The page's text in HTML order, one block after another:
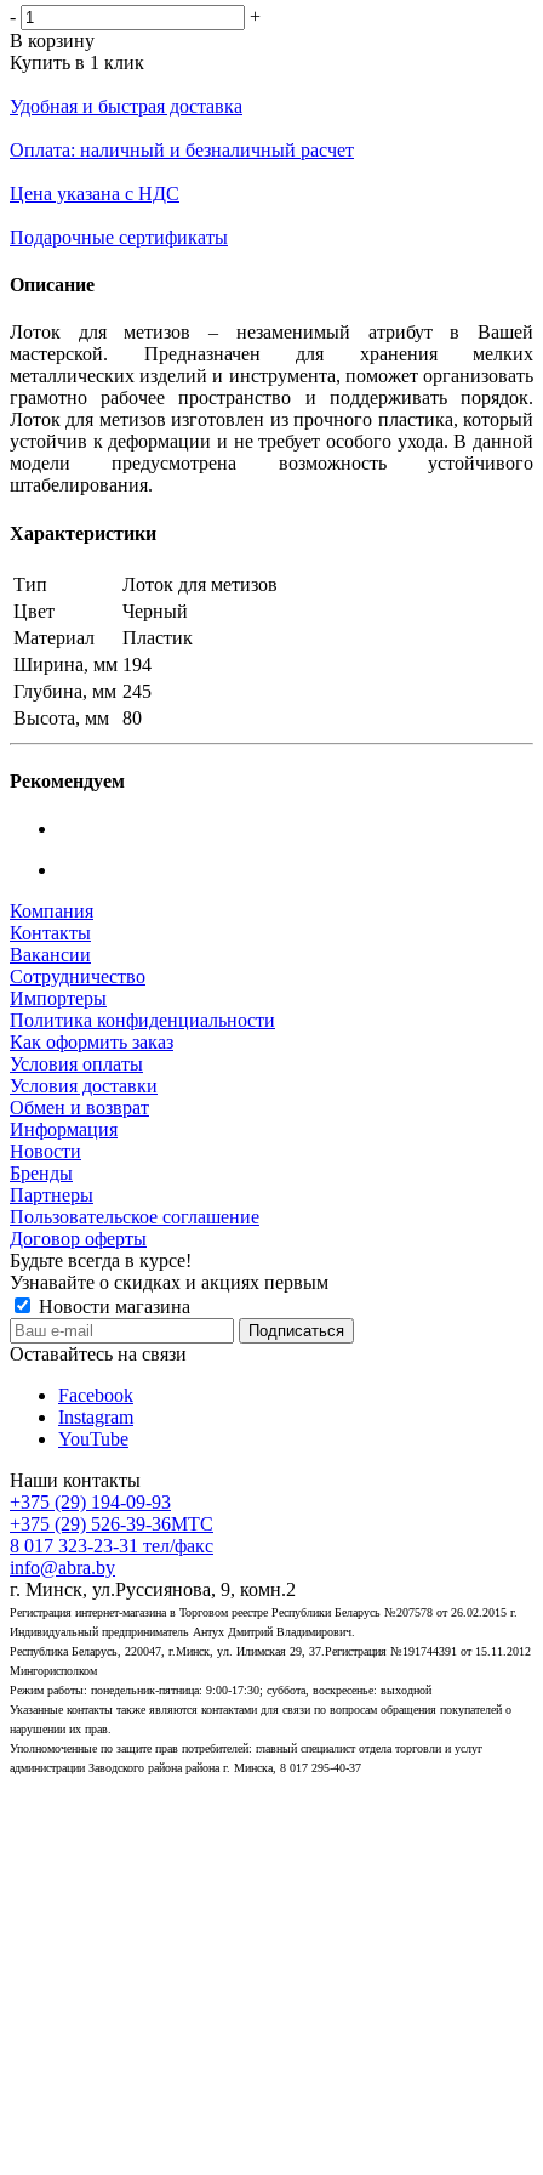
-
+
В корзину
Купить в 1 клик
Удобная и быстрая доставка
Оплата: наличный и безналичный расчет
Цена указана с НДС
Подарочные сертификаты
Описание
Лоток для метизов – незаменимый атрибут в Вашей
мастерской. Предназначен для хранения мелких
металлических изделий и инструмента, поможет организовать
грамотно рабочее пространство и поддерживать порядок.
Лоток для метизов изготовлен из прочного пластика, который
устойчив к деформации и не требует особого ухода. В данной
модели предусмотрена возможность устойчивого
штабелирования.
Характеристики
Тип
Лоток для метизов
Цвет
Черный
Материал
Пластик
Ширина, мм 194
Глубина, мм 245
Высота, мм
80
Рекомендуем
Компания
Контакты
Вакансии
Сотрудничество
Импортеры
Политика конфиденциальности
Как оформить заказ
Условия оплаты
Условия доставки
Обмен и возврат
Информация
Новости
Бренды
Партнеры
Пользовательское соглашение
Договор оферты
Будьте всегда в курсе!
Узнавайте о скидках и акциях первым
Новости магазина
Оставайтесь на связи
Facebook
Instagram
YouTube
Наши контакты
+375 (29) 194-09-93
+375 (29) 526-39-36МТС
8 017 323-23-31 тел/факс
info@abra.by
г. Минск, ул.Руссиянова, 9, комн.2
Регистрация интернет-магазина в Торговом реестре Республики Беларусь №207578 от 26.02.2015 г.
Индивидуальный предприниматель Антух Дмитрий Владимирович.
Республика Беларусь, 220047, г.Минск, ул. Илимская 29, 37.Регистрация №191744391 от 15.11.2012
Мингорисполком
Режим работы: понедельник-пятница: 9:00-17:30; суббота, воскресенье: выходной
Указанные контакты также являются контактами для связи по вопросам обращения покупателей о
нарушении их прав.
Уполномоченные по защите прав потребителей: главный специалист отдела торговли и услуг
администрации Заводского района района г. Минска, 8 017 295-40-37